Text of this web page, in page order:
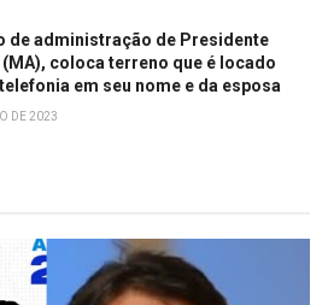
de administração de Presidente
coloca terreno que é locado
em seu nome e da esposa
DE 2023